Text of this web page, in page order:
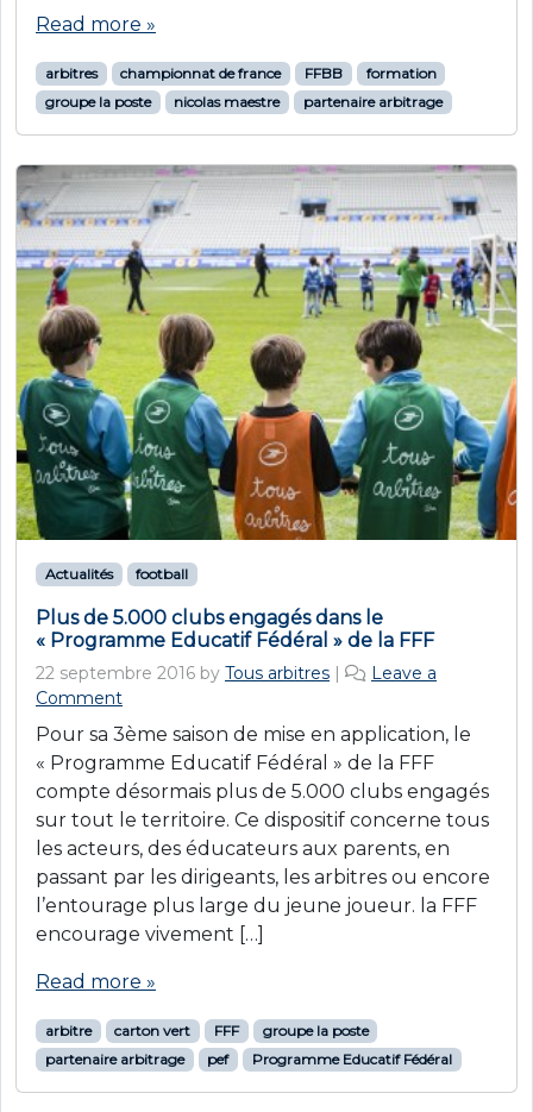
Read more »
arbitres championnat de france FFBB
formation
groupe la poste
nicolas maestre partenaire arbitrage
Actualités football
Plus de 5.000 clubs engagés dans le
« Programme Educatif Fédéral » de la FFF
22 septembre 2016 by Tous arbitres |
Leave a
Comment
Pour sa 3ème saison de mise en application, le
« Programme Educatif Fédéral » de la FFF
compte désormais plus de 5.000 clubs engagés
sur tout le territoire. Ce dispositif concerne tous
les acteurs, des éducateurs aux parents, en
passant par les dirigeants, les arbitres ou encore
l’entourage plus large du jeune joueur. la FFF
encourage vivement […]
Read more »
arbitre carton vert FFF
groupe la poste
partenaire arbitrage
pef Programme Educatif Fédéral